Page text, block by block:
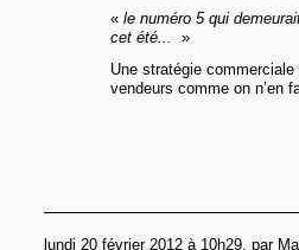
« le numéro 5 qui
cet été...
»
Une stratégie
vendeurs comme on n’en
lundi 20 février 2012 à 10h29, par